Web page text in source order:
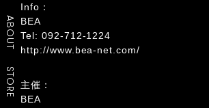
ABOUT
STORE
Info：
BEA
Tel: 092-712-1224
http://www.bea-net.com/
主催：
BEA